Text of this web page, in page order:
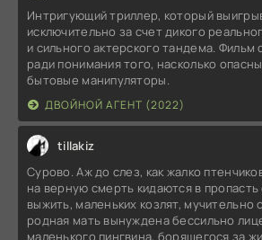
Интригующий триллер, который
исключительно за счет дикого
и сильного актерского тандема. Фильм
ради понимания того, насколько
бытовые манипуляторы.
ДВОЙНОЙ АГЕНТ (2022)
tillakiz
Сурово. Аж до слез, как жалко
на верную смерть кидаются в
выжить, маленьких козлят, мучительно
родная мать вынуждена бессильно
маленького пингвина, борящегося за